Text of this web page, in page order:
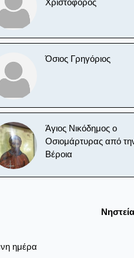
Χριστόφορος
Όσιος Γρηγόριος
Άγιος Νικόδημος ο
Οσιομάρτυρας από
Βέροια
ημέρα